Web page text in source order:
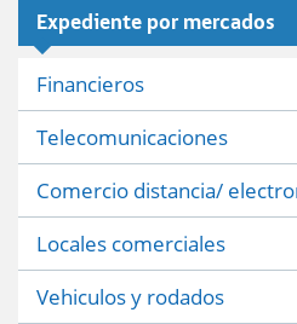
Expediente por mercados
Financieros
Telecomunicaciones
Comercio distancia/
Locales comerciales
Vehiculos y rodados